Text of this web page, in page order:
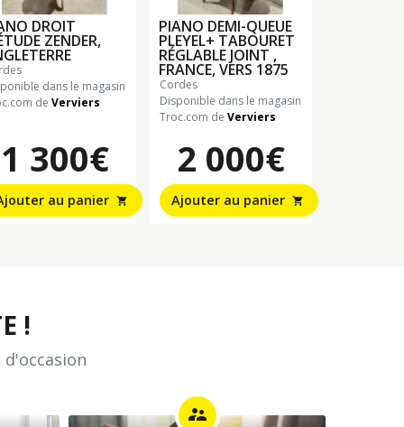
DROIT
ZENDER,
dans le magasin
de Verviers
1 300€
au panier shopping_cart
PIANO DEMI-QUEUE
PLEYEL+ TABOURET
RÉGLABLE JOINT ,
FRANCE, VERS 1875
cordes
Disponible dans le magasin
Troc.com de Verviers
2 000€
Ajouter au panier shopping_cart
!
supervisor_account